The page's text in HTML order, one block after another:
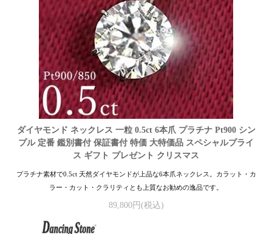
ダイヤモンド ネックレス 一粒 0.5ct 6本爪 プラチナ Pt900 シン
プル 定番 鑑別書付 保証書付 特価 大特価品 スペシャルプライ
ス ギフト プレゼント クリスマス
プラチナ素材で0.5ct 天然ダイヤモンドが上品な6本爪ネックレス。カラット・カ
ラー・カット・クラリティとも上質なお勧めの逸品です。
89,800円(税込)